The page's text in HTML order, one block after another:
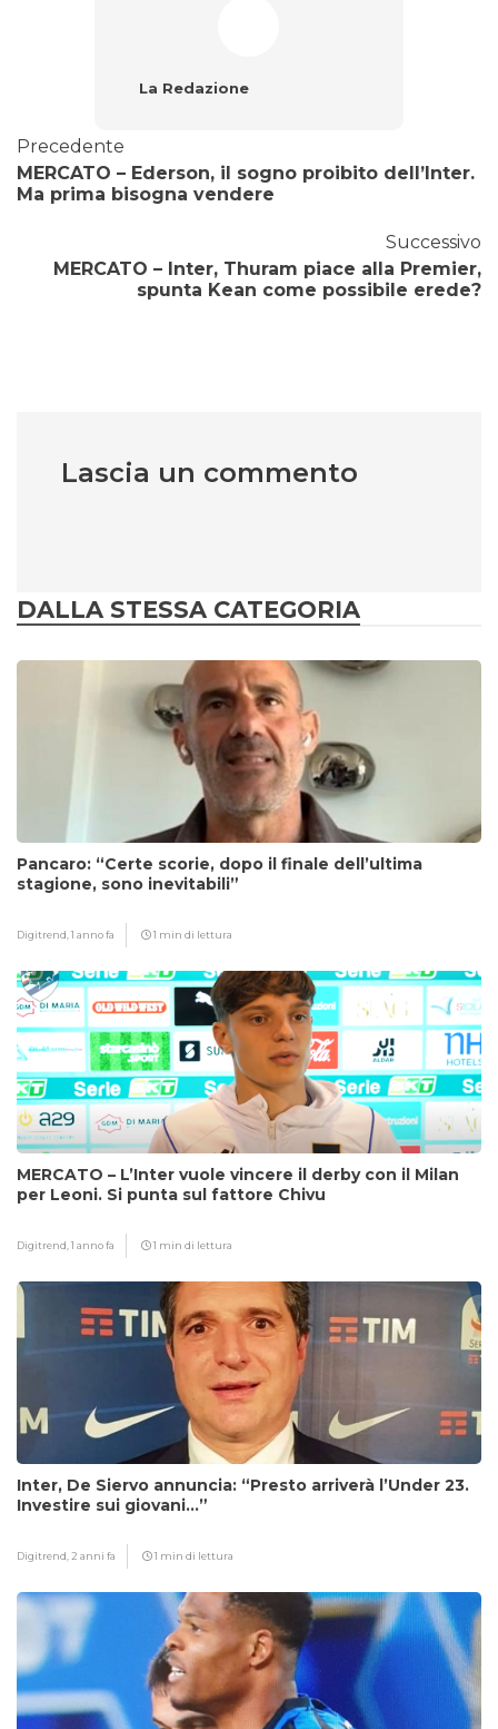
La Redazione
Precedente
MERCATO – Ederson, il sogno proibito dell’Inter.
Ma prima bisogna vendere
Successivo
MERCATO – Inter, Thuram piace alla Premier,
spunta Kean come possibile erede?
Lascia un commento
DALLA STESSA CATEGORIA
Pancaro: “Certe scorie, dopo il finale dell’ultima
stagione, sono inevitabili”
Digitrend,1 anno fa 1 min di lettura
MERCATO – L’Inter vuole vincere il derby con il Milan
per Leoni. Si punta sul fattore Chivu
Digitrend,1 anno fa 1 min di lettura
Inter, De Siervo annuncia: “Presto arriverà l’Under 23.
Investire sui giovani…”
Digitrend, 2 anni fa 1 min di lettura